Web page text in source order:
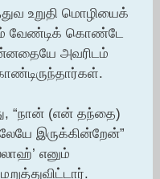
உறுதி மொழியைக்
வேண்டிக் கொண்டே
அவரிடம்
“நான் (என் தந்தை)
இருக்கின்றேன்”
எனும்